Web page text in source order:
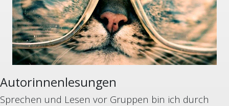
Autorinnenlesungen
Sprechen und Lesen vor Gruppen bin ich durch